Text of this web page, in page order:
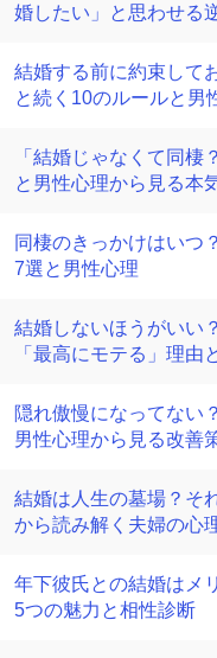
婚したい」と思わせる
結婚する前に約束して
と続く10のルールと男
「結婚じゃなくて同
と男性心理から見る本
同棲のきっかけはいつ
7選と男性心理
結婚しないほうがいい
「最高にモテる」理由
隠れ傲慢になってない
男性心理から見る改善
結婚は人生の墓場？そ
から読み解く夫婦の心
年下彼氏との結婚はメ
5つの魅力と相性診断